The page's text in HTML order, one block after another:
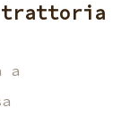
trattoria
a